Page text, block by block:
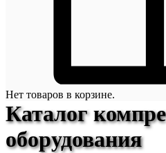
Нет товаров в корзине.
Каталог
оборудования